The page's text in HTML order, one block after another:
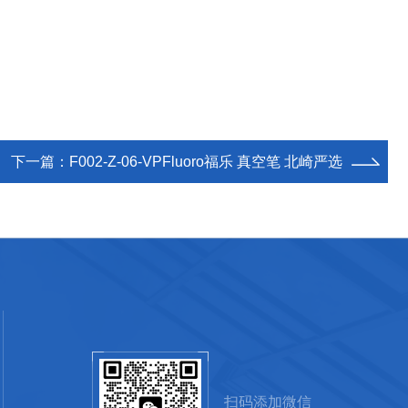
下一篇： F002-Z-06-VPFluoro福乐 真空笔 北崎严选
扫码添加微信